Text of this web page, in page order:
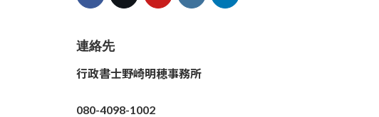
連絡先
行政書士野崎明穂事務所
080-4098-1002